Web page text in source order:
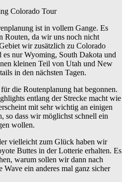
ist in vollem Gange. Es
Routen, da wir uns noch nicht
wir zusätzlich zu Colorado
nur Wyoming, South Dakota und
kleinen Teil von Utah und New
in den nächsten Tagen.
die Routenplanung hat begonnen.
entlang der Strecke macht wie
mit sehr wichtig an einigen
so dass wir möglichst schnell ein
wollen.
vielleicht zum Glück haben wir
Buttes in der Lotterie erhalten. Es
warum sollen wir dann nach
ein anderes mal ganz sicher